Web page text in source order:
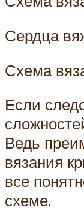
Сердца
Схема
Если
Ведь
вязания
все
схеме.